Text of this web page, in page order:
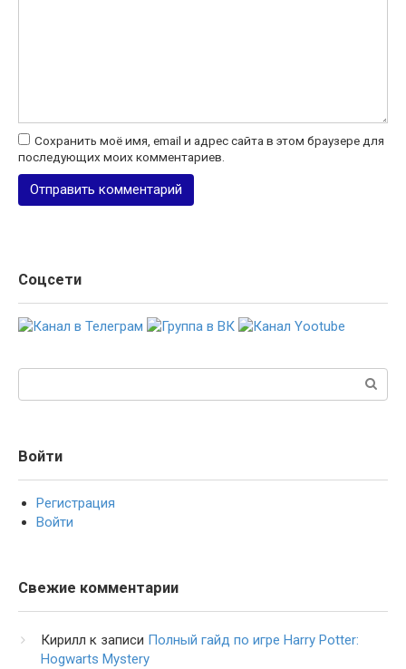
Сохранить моё имя, email и адрес сайта в этом браузере для
последующих моих комментариев.
Соцсети
Войти
Регистрация
Войти
Свежие комментарии
Кирилл к записи Полный гайд по игре Harry Potter:
Hogwarts Mystery